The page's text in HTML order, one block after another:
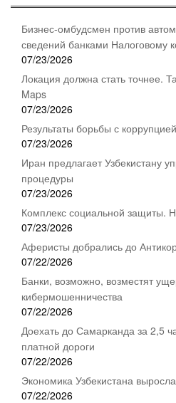
Бизнес-омбудсмен против
сведений банками Налоговому
07/23/2026
Локация должна стать точнее.
Maps
07/23/2026
Результаты борьбы с коррупцией
07/23/2026
Иран предлагает Узбекистану
процедуры
07/23/2026
Комплекс социальной защиты.
07/23/2026
Аферисты добрались до
07/22/2026
Банки, возможно, возместят
кибермошенничества
07/22/2026
Доехать до Самарканда за 2,5
платной дороги
07/22/2026
Экономика Узбекистана
07/22/2026